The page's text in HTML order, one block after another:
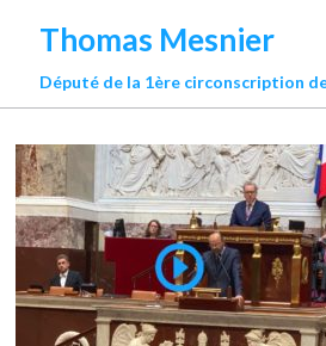
Thomas Mesnier
Député de la 1ère circonscription